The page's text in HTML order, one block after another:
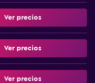
Ver precios
Ver precios
Ver precios